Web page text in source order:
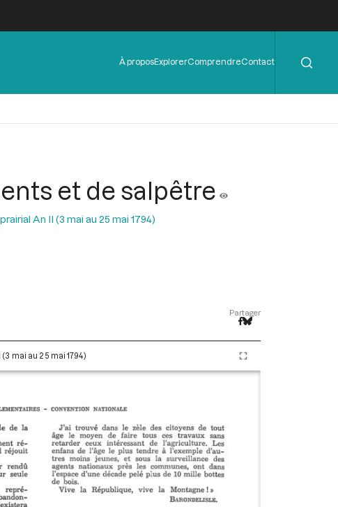
Menu
de
À proposExplorerComprendreContact
et de salpêtre
An II (3 mai au 25 mai 1794)
Partager
mai au 25 mai 1794)